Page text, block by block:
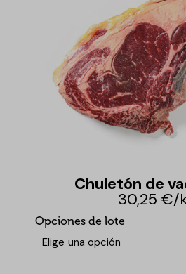
Chuletón de
30,25 €/
Opciones de lote